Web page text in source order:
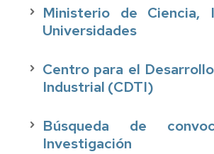
Ministerio de Ciencia,
Universidades
Centro para el
Industrial (CDTI)
Búsqueda de
Investigación